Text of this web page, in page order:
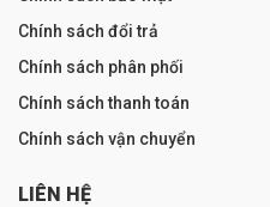
Chính sách đổi trả
Chính sách phân phối
Chính sách thanh toán
Chính sách vận chuyển
LIÊN HỆ